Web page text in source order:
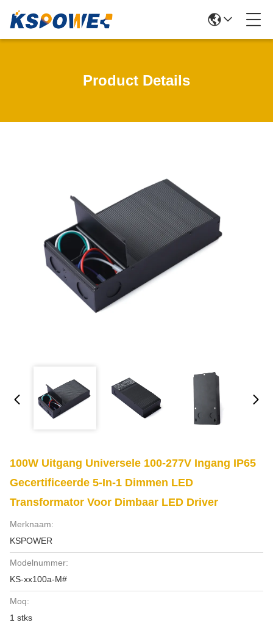
Product Details
100W Uitgang Universele 100-277V Ingang IP65
Gecertificeerde 5-In-1 Dimmen LED
Transformator Voor Dimbaar LED Driver
Merknaam:
KSPOWER
Modelnummer:
KS-xx100a-M#
Moq:
1 stks